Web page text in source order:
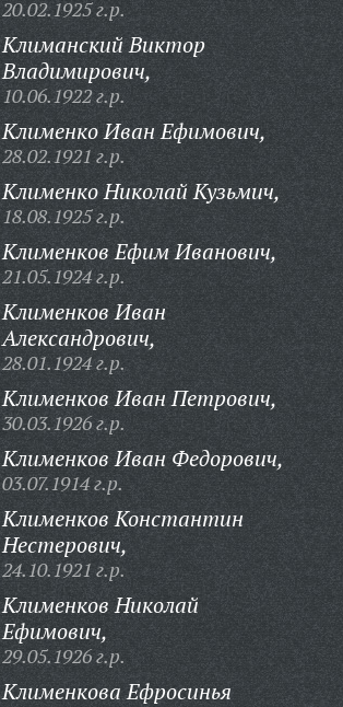
20.02.1925 г.р.
Климанский Виктор
Владимирович,
10.06.1922 г.р.
Клименко Иван Ефимович,
28.02.1921 г.р.
Клименко Николай Кузьмич,
18.08.1925 г.р.
Клименков Ефим Иванович,
21.05.1924 г.р.
Клименков Иван
Александрович,
28.01.1924 г.р.
Клименков Иван Петрович,
30.03.1926 г.р.
Клименков Иван Федорович,
03.07.1914 г.р.
Клименков Константин
Нестерович,
24.10.1921 г.р.
Клименков Николай
Ефимович,
29.05.1926 г.р.
Клименкова Ефросинья